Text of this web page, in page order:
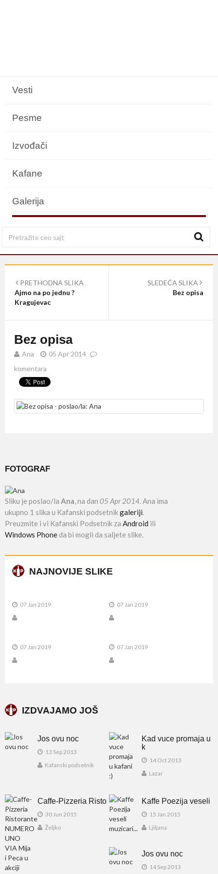
Vesti
Pesme
Izvođači
Kafane
Galerija
PRETHODNA SLIKA
Ajmo na po jednu ?
Kragujevac
SLEDEĆA SLIKA
Bez opisa
Bez opisa
Ana
05 Apr 2014
komentara
FOTOGRAF
Sliku je poslao/la Ana, na dan 05 Apr 2014. Ana ima
ukupno 1 slika u Kafanski podsetnikgaleriji.
Preuzmite i vi Kafanski Podsetnik za Android ili
Windows Phoneda bi mogli da saljete slike.
NAJNOVIJE SLIKE
07 Jan 2019 07 Jan 2019
07 Jan 2019 07 Jan 2019
IZDVAJAMO JOŠ
Jos ovu noc
13 Sep 2013
Kafanski podsetnik
Kad vuce promaja u
k
14 Oct 2013
Lazar
Caffe-Pizzeria Risto
30 Jun 2015
Željko
Kaffe Poezija veseli
15 Jan 2015
Ljiljana
Jos ovu noc
14 Sep 2013